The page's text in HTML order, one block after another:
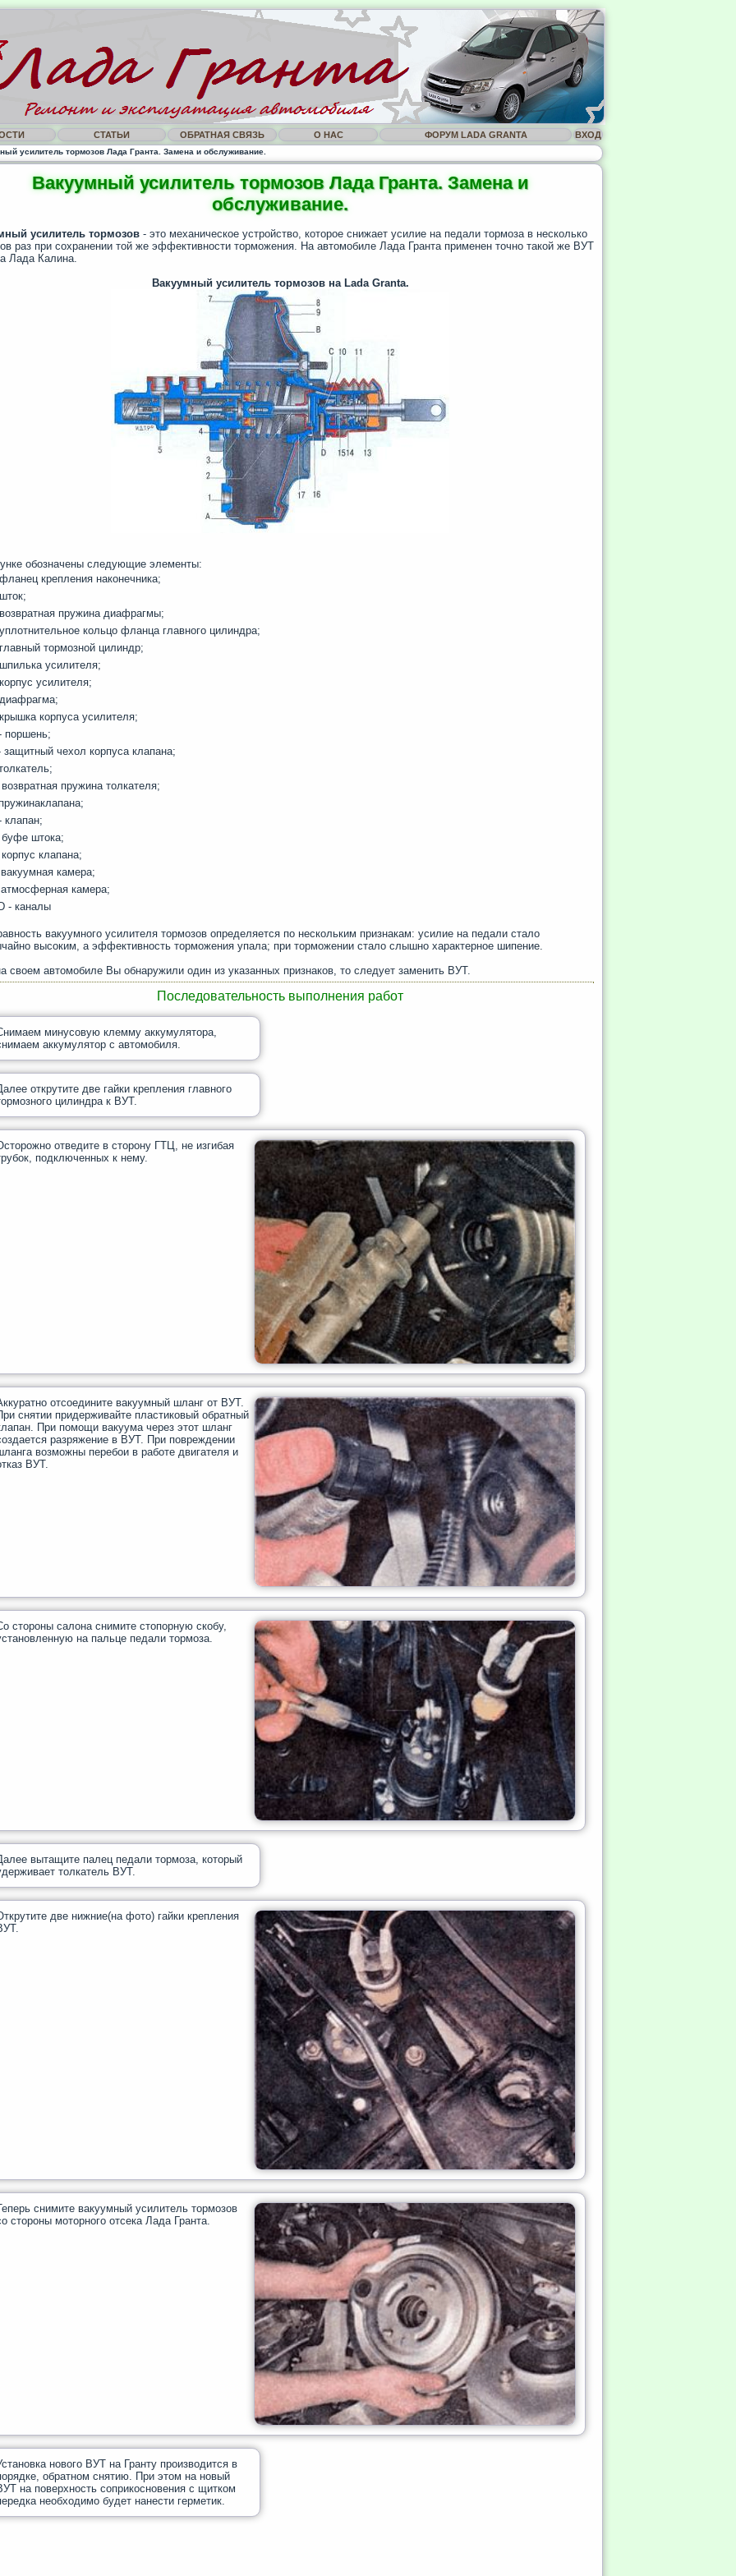
СТАТЬИ ОБРАТНАЯ СВЯЗЬ О НАС ФОРУМ LADA GRANTA ВХОД
усилитель тормозов Лада Гранта. Замена и обслуживание.
Вакуумный усилитель тормозов Лада Гранта. Замена и
обслуживание.
усилитель тормозов - это механическое устройство, которое снижает усилие на педали тормоза в несколько
раз при сохранении той же эффективности торможения. На автомобиле Лада Гранта применен точно такой же ВУТ
Лада Калина.
Вакуумный усилитель тормозов на Lada Granta.
обозначены следующие элементы:
крепления наконечника;
пружина диафрагмы;
кольцо фланца главного цилиндра;
тормозной цилиндр;
усилителя;
усилителя;
корпуса усилителя;
поршень;
защитный чехол корпуса клапана;
пружина толкателя;
клапан;
буфе штока;
клапана;
камера;
камера;
- каналы
вакуумного усилителя тормозов определяется по нескольким признакам: усилие на педали стало
высоким, а эффективность торможения упала; при торможении стало слышно характерное шипение.
своем автомобиле Вы обнаружили один из указанных признаков, то следует заменить ВУТ.
Последовательность выполнения работ
минусовую клемму аккумулятора,
аккумулятор с автомобиля.
открутите две гайки крепления главного
цилиндра к ВУТ.
отведите в сторону ГТЦ, не изгибая
подключенных к нему.
отсоедините вакуумный шланг от ВУТ.
снятии придерживайте пластиковый обратный
При помощи вакуума через этот шланг
разряжение в ВУТ. При повреждении
возможны перебои в работе двигателя и
ВУТ.
стороны салона снимите стопорную скобу,
на пальце педали тормоза.
вытащите палец педали тормоза, который
толкатель ВУТ.
две нижние(на фото) гайки крепления
снимите вакуумный усилитель тормозов
стороны моторного отсека Лада Гранта.
нового ВУТ на Гранту производится в
обратном снятию. При этом на новый
на поверхность соприкосновения с щитком
необходимо будет нанести герметик.